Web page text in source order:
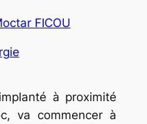
FICOU
à proximité
va commencer à